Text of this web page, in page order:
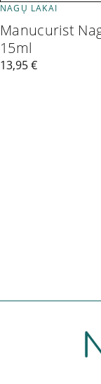
NAGŲ LAKAI
Manucurist
15ml
13,95€